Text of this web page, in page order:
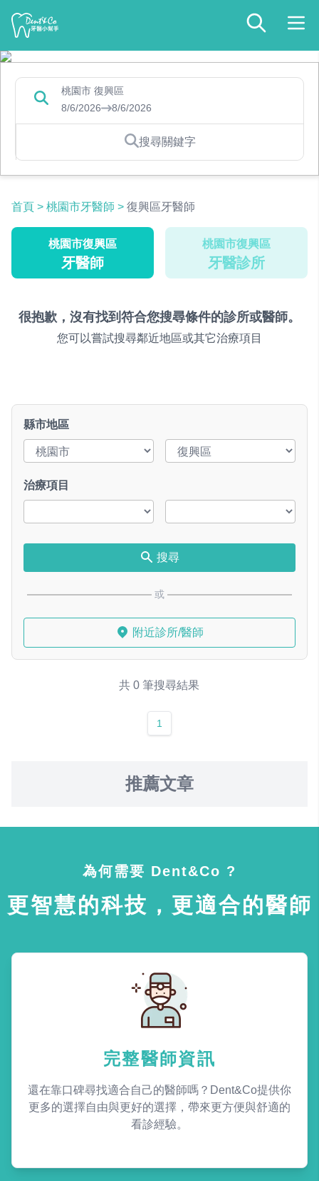
桃園市 復興區
8/6/2026
8/6/2026
搜尋關鍵字
首頁 > 桃園市牙醫師 > 復興區牙醫師
桃園市復興區
牙醫師
桃園市復興區
牙醫診所
很抱歉，沒有找到符合您搜尋條件的診所或醫師。
您可以嘗試搜尋鄰近地區或其它治療項目
縣市地區
治療項目
搜尋
或
附近診所/醫師
共 0 筆搜尋結果
1
推薦文章
為何需要 Dent&Co ?
更智慧的科技，更適合的醫師
完整醫師資訊
還在靠口碑尋找適合自己的醫師嗎？Dent&Co提供你
更多的選擇自由與更好的選擇，帶來更方便與舒適的
看診經驗。